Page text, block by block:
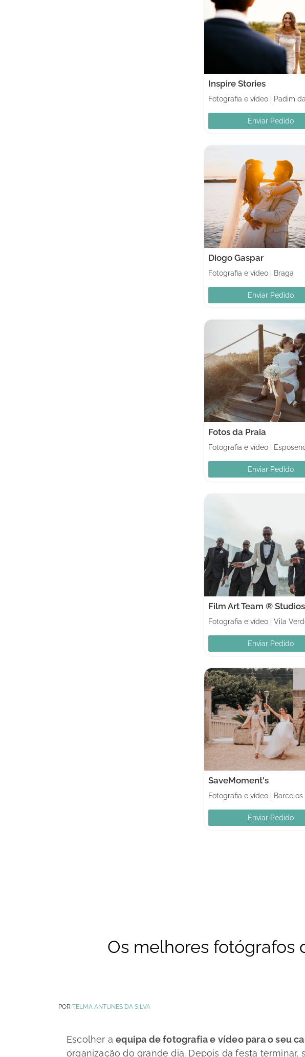
Inspire Stories
Fotografia e vídeo Padim
Enviar Pedido
Diogo Gaspar
Fotografia e vídeo Braga
Enviar Pedido
Fotos da Praia
Fotografia e vídeo
Enviar Pedido
Film Art Team ® Studios
Fotografia e vídeo Vila
Enviar Pedido
SaveMoment's
Fotografia e vídeo Barcelos
Enviar Pedido
Os melhores fotógrafos
POR TELMA ANTUNES DA SILVA
Escolher aequipa de fotografia e vídeo para o seu
organização do grande dia. Depois da festa